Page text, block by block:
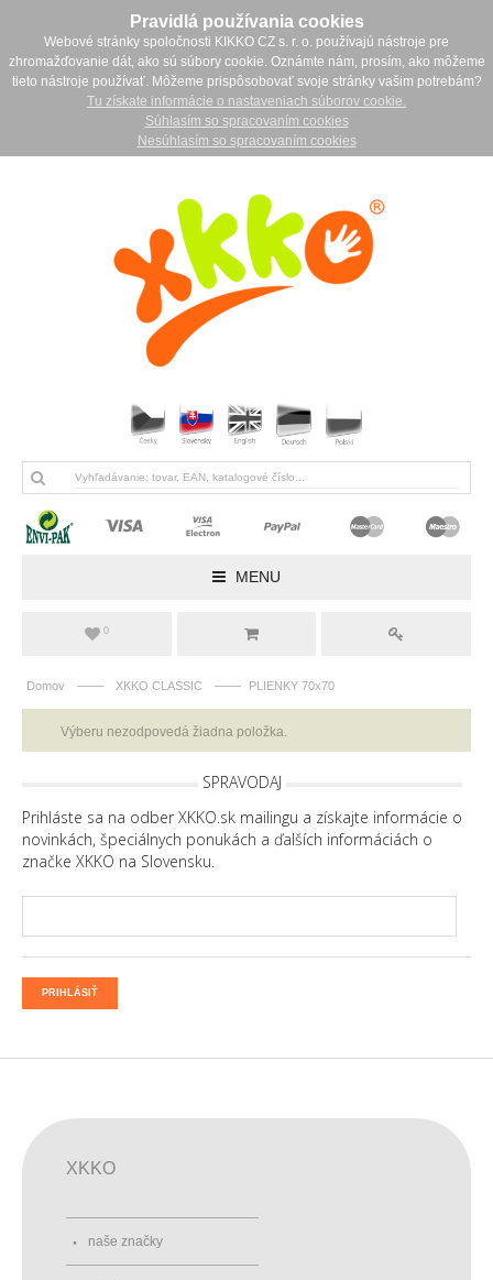
Pravidlá používania cookies
Webové stránky spoločnosti KIKKO CZ s. r. o. používajú nástroje pre
zhromažďovanie dát, ako sú súbory cookie. Oznámte nám, prosím, ako môžeme
tieto nástroje používať. Môžeme prispôsobovať svoje stránky vašim potrebám?
Tu získate informácie o nastaveniach súborov cookie.
Súhlasím so spracovaním cookies
Nesúhlasím so spracovaním cookies
MENU
0
Domov —— XKKO CLASSIC —— PLIENKY 70x70
Výberu nezodpovedá žiadna položka.
SPRAVODAJ
Prihláste sa na odber XKKO.sk mailingu a získajte informácie o
novinkách, špeciálnych ponukách a ďalších informáciách o
značke XKKO na Slovensku.
PRIHLÁSIŤ
XKKO
naše značky